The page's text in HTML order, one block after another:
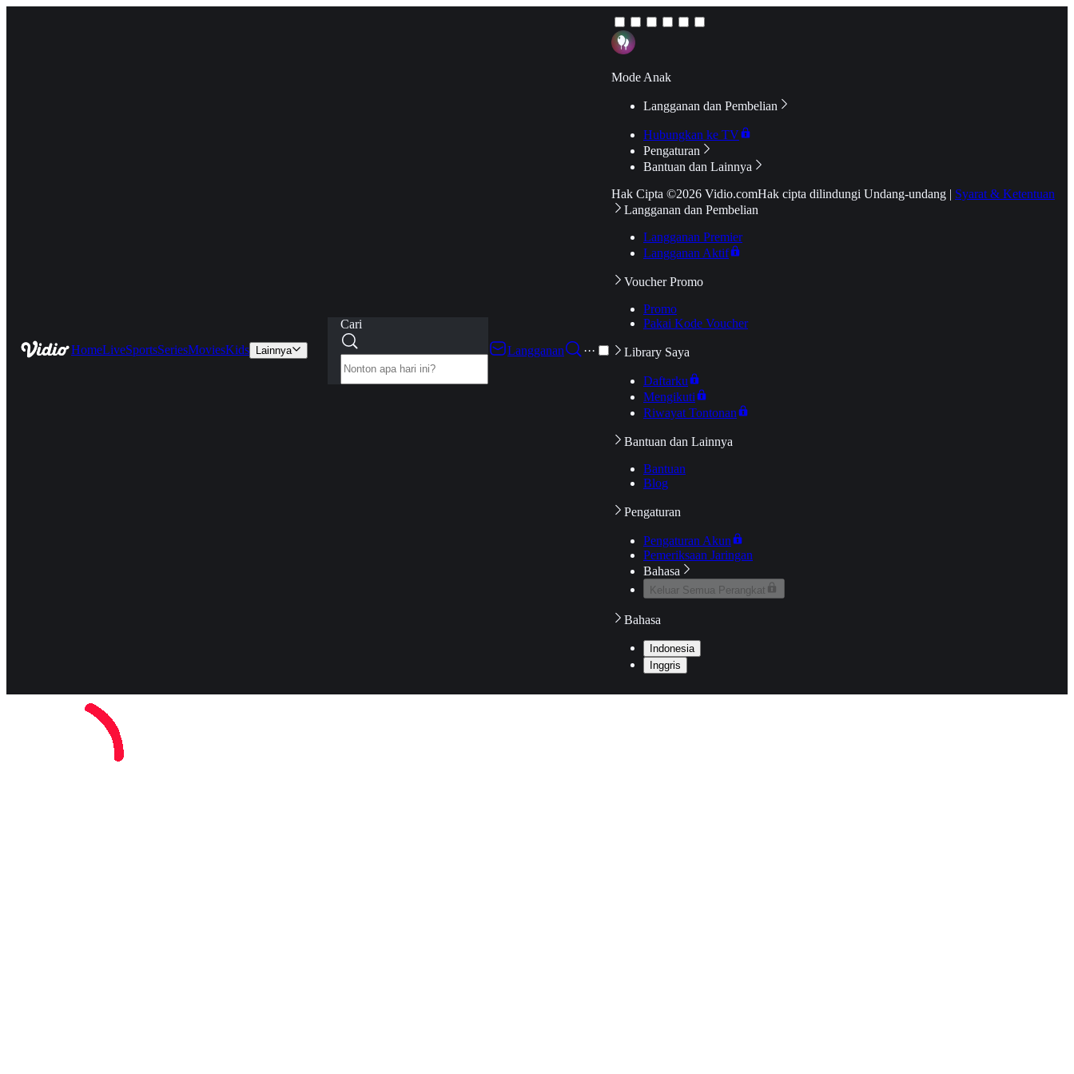
HomeLiveSportsSeriesMoviesKids Lainnya
Cari
Langganan
···
Mode Anak
Langganan dan Pembelian
Hubungkan ke TV
Pengaturan
Bantuan dan Lainnya
Hak Cipta ©2026 Vidio.comHak cipta dilindungi Undang-undang | Syarat & Ketentuan
Langganan dan Pembelian
Langganan Premier
Langganan Aktif
Voucher Promo
Promo
Pakai Kode Voucher
Library Saya
Daftarku
Mengikuti
Riwayat Tontonan
Bantuan dan Lainnya
Bantuan
Blog
Pengaturan
Pengaturan Akun
Pemeriksaan Jaringan
Bahasa
Keluar Semua Perangkat
Bahasa
Indonesia
Inggris